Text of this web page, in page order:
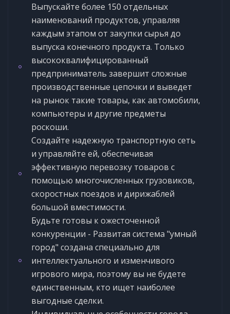
Выпускайте более 150 отдельных
наименований продуктов, управляя
каждым этапом от закупки сырья до
выпуска конечного продукта. Только
высококвалифицированный
предприниматель завершит сложные
производственные цепочки и выведет
на рынок такие товары, как автомобили,
компьютеры и другие предметы
роскоши.
Создайте надежную транспортную сеть
и управляйте ей, обеспечивая
эффективную перевозку товаров с
помощью многочисленных грузовиков,
скоростных поездов и дирижаблей
большой вместимости.
Будьте готовы к ожесточенной
конкуренции - Развитая система "умный
город" создана специально для
интеллектуального и изменчивого
игрового мира, поэтому вы не будете
единственным, кто ищет наиболее
выгодные сделки.